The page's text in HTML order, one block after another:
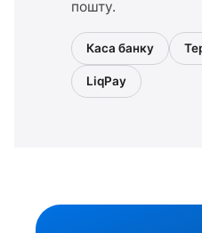
пошту.
Каса банку
LiqPay